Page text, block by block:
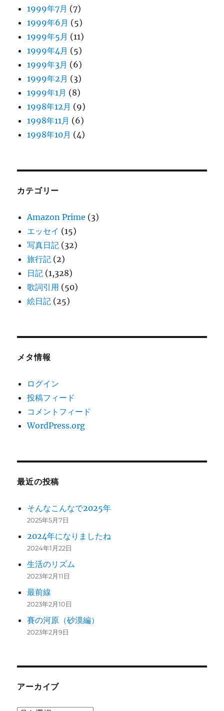
1999年7月 (7)
1999年6月 (5)
1999年5月 (11)
1999年4月 (5)
1999年3月 (6)
1999年2月 (3)
1999年1月 (8)
1998年12月 (9)
1998年11月 (6)
1998年10月 (4)
カテゴリー
Amazon Prime (3)
エッセイ (15)
写真日記 (32)
旅行記 (2)
日記 (1,328)
歌詞引用 (50)
絵日記 (25)
メタ情報
ログイン
投稿フィード
コメントフィード
WordPress.org
最近の投稿
そんなこんなで2025年
2025年5月7日
2024年になりましたね
2024年1月22日
生活のリズム
2023年2月11日
最前線
2023年2月10日
賽の河原（砂漠編）
2023年2月9日
アーカイブ